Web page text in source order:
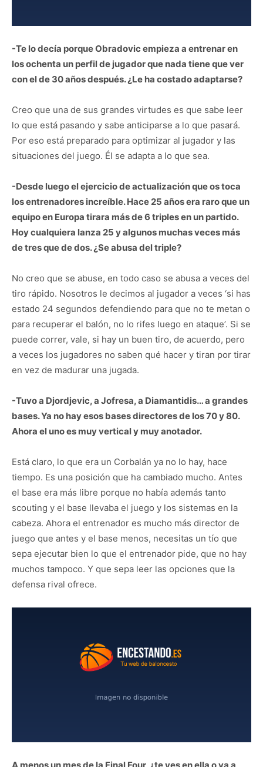
-Te lo decía porque Obradovic empieza a entrenar en
los ochenta un perfil de jugador que nada tiene que ver
con el de 30 años después. ¿Le ha costado adaptarse?
Creo que una de sus grandes virtudes es que sabe leer
lo que está pasando y sabe anticiparse a lo que pasará.
Por eso está preparado para optimizar al jugador y las
situaciones del juego. Él se adapta a lo que sea.
-Desde luego el ejercicio de actualización que os toca
los entrenadores increíble. Hace 25 años era raro que un
equipo en Europa tirara más de 6 triples en un partido.
Hoy cualquiera lanza 25 y algunos muchas veces más
de tres que de dos. ¿Se abusa del triple?
No creo que se abuse, en todo caso se abusa a veces del
tiro rápido. Nosotros le decimos al jugador a veces ‘si has
estado 24 segundos defendiendo para que no te metan o
para recuperar el balón, no lo rifes luego en ataque’. Si se
puede correr, vale, si hay un buen tiro, de acuerdo, pero
a veces los jugadores no saben qué hacer y tiran por tirar
en vez de madurar una jugada.
-Tuvo a Djordjevic, a Jofresa, a Diamantidis… a grandes
bases. Ya no hay esos bases directores de los 70 y 80.
Ahora el uno es muy vertical y muy anotador.
Está claro, lo que era un Corbalán ya no lo hay, hace
tiempo. Es una posición que ha cambiado mucho. Antes
el base era más libre porque no había además tanto
scouting y el base llevaba el juego y los sistemas en la
cabeza. Ahora el entrenador es mucho más director de
juego que antes y el base menos, necesitas un tío que
sepa ejecutar bien lo que el entrenador pide, que no hay
muchos tampoco. Y que sepa leer las opciones que la
defensa rival ofrece.